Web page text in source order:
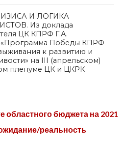
И ЛОГИКА
Из доклада
ЦК КПРФ Г.А.
«Программа Победы КПРФ
к развитию и
на III (апрельском)
пленуме ЦК и ЦКРК
областного бюджета на 2021
реальность